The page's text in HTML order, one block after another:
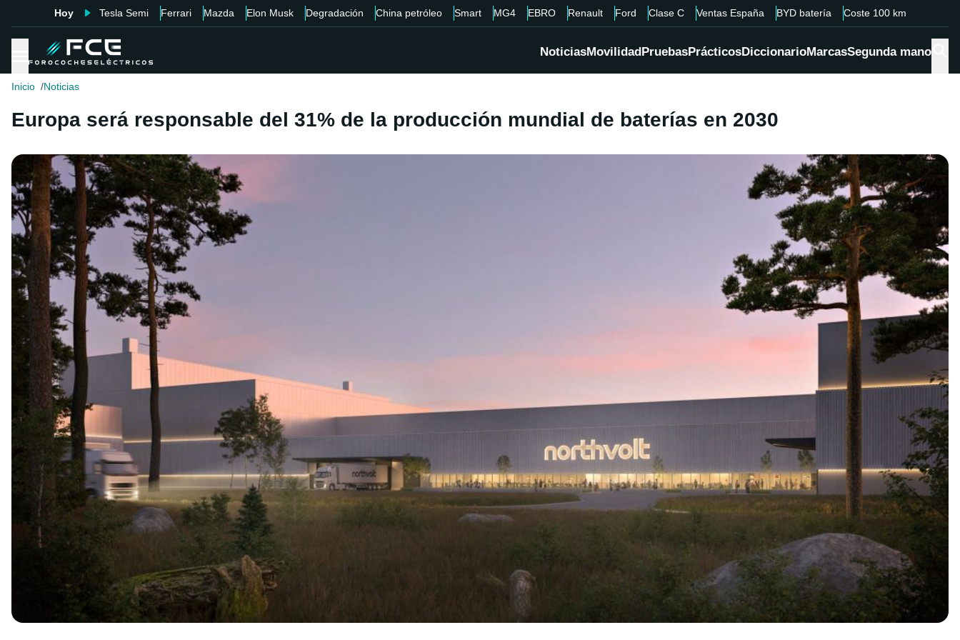
Hoy Tesla Semi Ferrari Mazda Elon Musk Degradación China petróleo Smart MG4 EBRO Renault Ford Clase C Ventas España BYD batería Coste 100 km
NoticiasMovilidadPruebasPrácticosDiccionarioMarcasSegunda mano
Inicio Noticias
Europa será responsable del 31% de la producción mundial de baterías en 2030